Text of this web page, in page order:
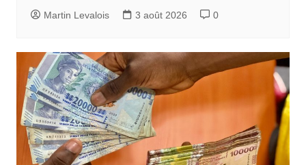
Martin Levalois 3 août 2026 0